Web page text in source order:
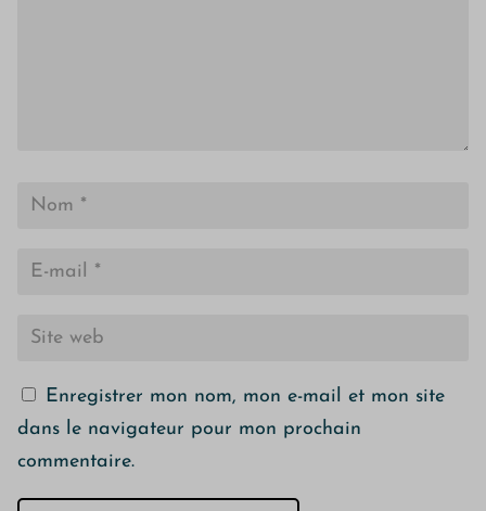
Enregistrer mon nom, mon e-mail et mon site
dans le navigateur pour mon prochain
commentaire.